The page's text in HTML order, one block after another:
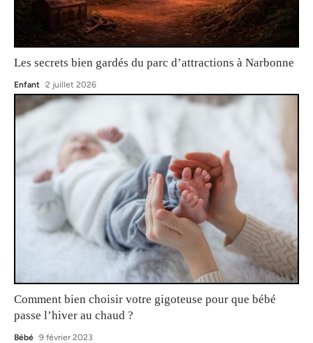
Les secrets bien gardés du parc d’attractions à Narbonne
Enfant 2 juillet 2026
Comment bien choisir votre gigoteuse pour que bébé
passe l’hiver au chaud ?
Bébé 9 février 2023